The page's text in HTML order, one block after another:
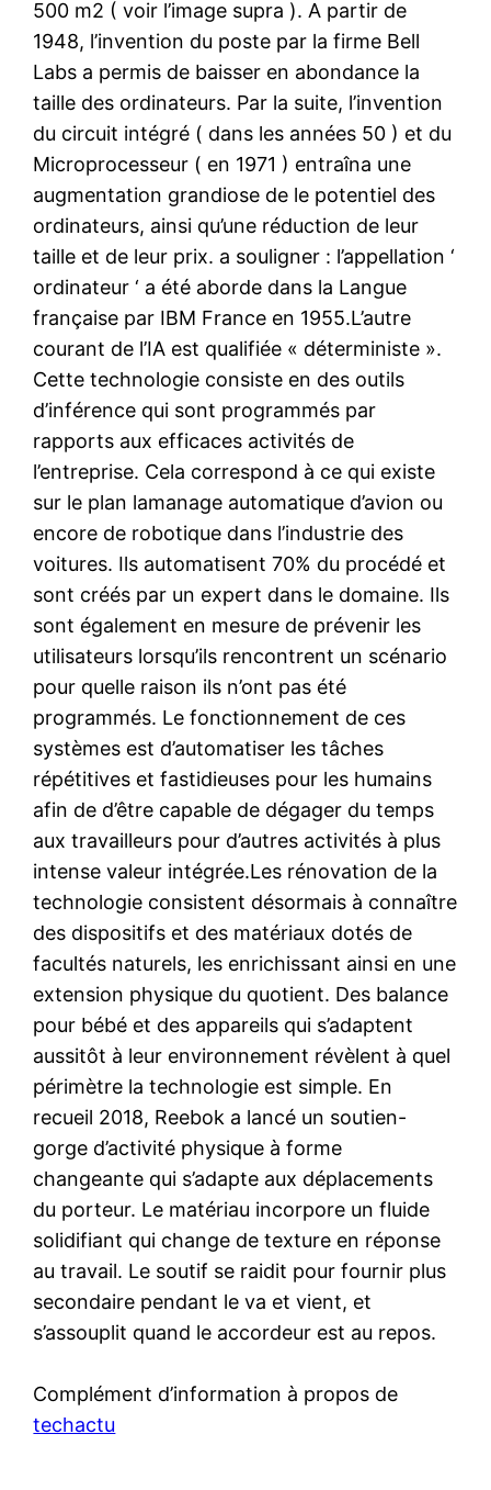
500 m2 ( voir l’image supra ). A partir de
1948, l’invention du poste par la firme Bell
Labs a permis de baisser en abondance la
taille des ordinateurs. Par la suite, l’invention
du circuit intégré ( dans les années 50 ) et du
Microprocesseur ( en 1971 ) entraîna une
augmentation grandiose de le potentiel des
ordinateurs, ainsi qu’une réduction de leur
taille et de leur prix. a souligner : l’appellation ‘
ordinateur ‘ a été aborde dans la Langue
française par IBM France en 1955.L’autre
courant de l’IA est qualifiée « déterministe ».
Cette technologie consiste en des outils
d’inférence qui sont programmés par
rapports aux efficaces activités de
l’entreprise. Cela correspond à ce qui existe
sur le plan lamanage automatique d’avion ou
encore de robotique dans l’industrie des
voitures. Ils automatisent 70% du procédé et
sont créés par un expert dans le domaine. Ils
sont également en mesure de prévenir les
utilisateurs lorsqu’ils rencontrent un scénario
pour quelle raison ils n’ont pas été
programmés. Le fonctionnement de ces
systèmes est d’automatiser les tâches
répétitives et fastidieuses pour les humains
afin de d’être capable de dégager du temps
aux travailleurs pour d’autres activités à plus
intense valeur intégrée.Les rénovation de la
technologie consistent désormais à connaître
des dispositifs et des matériaux dotés de
facultés naturels, les enrichissant ainsi en une
extension physique du quotient. Des balance
pour bébé et des appareils qui s’adaptent
aussitôt à leur environnement révèlent à quel
périmètre la technologie est simple. En
recueil 2018, Reebok a lancé un soutien-
gorge d’activité physique à forme
changeante qui s’adapte aux déplacements
du porteur. Le matériau incorpore un fluide
solidifiant qui change de texture en réponse
au travail. Le soutif se raidit pour fournir plus
secondaire pendant le va et vient, et
s’assouplit quand le accordeur est au repos.
Complément d’information à propos de
techactu